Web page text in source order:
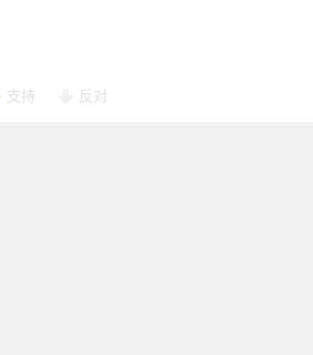
支持 反对